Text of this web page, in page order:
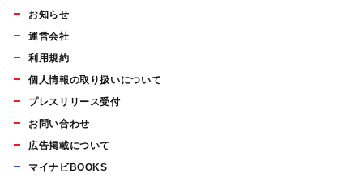
お知らせ
運営会社
利用規約
個人情報の取り扱いについて
プレスリリース受付
お問い合わせ
広告掲載について
マイナビBOOKS